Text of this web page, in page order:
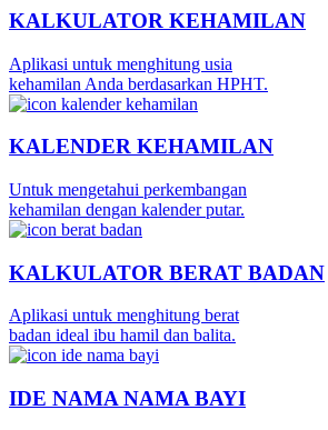
KALKULATOR KEHAMILAN
Aplikasi untuk menghitung usia
kehamilan Anda berdasarkan HPHT.
KALENDER KEHAMILAN
Untuk mengetahui perkembangan
kehamilan dengan kalender putar.
KALKULATOR BERAT BADAN
Aplikasi untuk menghitung berat
badan ideal ibu hamil dan balita.
IDE NAMA NAMA BAYI